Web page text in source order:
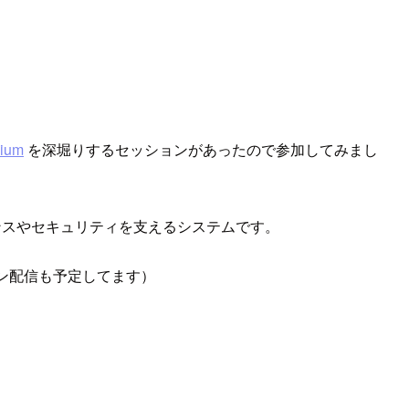
を深堀りするセッションがあったので参加してみまし
セキュリティを支えるシステムです。
信も予定してます）